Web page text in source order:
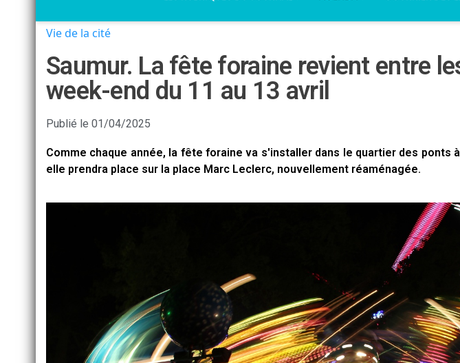
Vie de la cité
Saumur. La fête foraine revient entre
week-end du 11 au 13 avril
Publié le 01/04/2025
Comme chaque année, la fête foraine va s'installer dans le quartier des ponts à
elle prendra place sur la place Marc Leclerc, nouvellement réaménagée.